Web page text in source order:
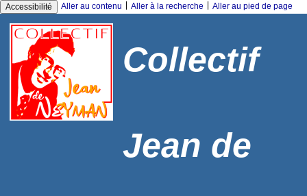
Accessibilité Aller au contenu Aller à la recherche Aller au pied de page
Collectif
Jean de